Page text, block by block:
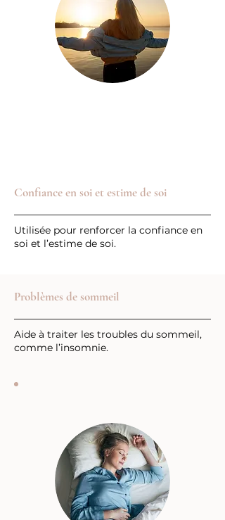
Confiance en soi et estime de soi
Utilisée pour renforcer la confiance en
soi et l’estime de soi.
Problèmes de sommeil
Aide à traiter les troubles du sommeil,
comme l’insomnie.